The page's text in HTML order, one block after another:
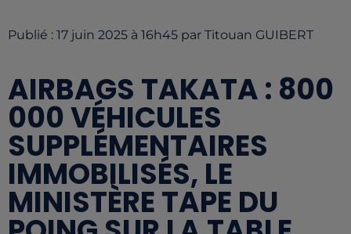
Publié : 17 juin 2025 à 16h45 par Titouan GUIBERT
AIRBAGS TAKATA : 800
000 VÉHICULES
SUPPLÉMENTAIRES
IMMOBILISÉS, LE
MINISTÈRE TAPE DU